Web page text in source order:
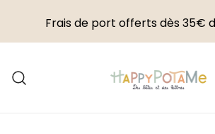
content
Frais de port offerts dès 35€